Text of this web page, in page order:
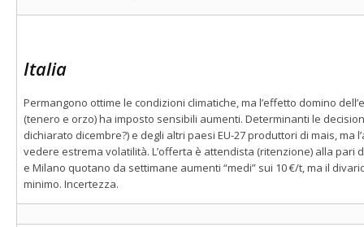
Italia
Permangono ottime le condizioni climatiche, ma l’effetto domino
(tenero e orzo) ha imposto sensibili aumenti. Determinanti le
dichiarato dicembre?) e degli altri paesi EU-27 produttori di mais, ma
vedere estrema volatilità. L’offerta è attendista (ritenzione) alla pari
e Milano quotano da settimane aumenti “medi” sui 10 €/t, ma il
minimo. Incertezza.